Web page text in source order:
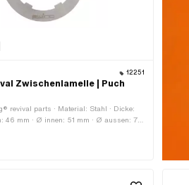
12251
Zwischenlamelle | Puch
revival parts · Material: Stahl · Dicke:
46 mm · Ø innen: 51 mm · Ø aussen: 70